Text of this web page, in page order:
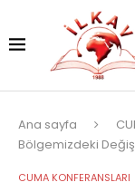
Ana sayfa
Bölgemizdeki
CUMA KONFERANSLARI